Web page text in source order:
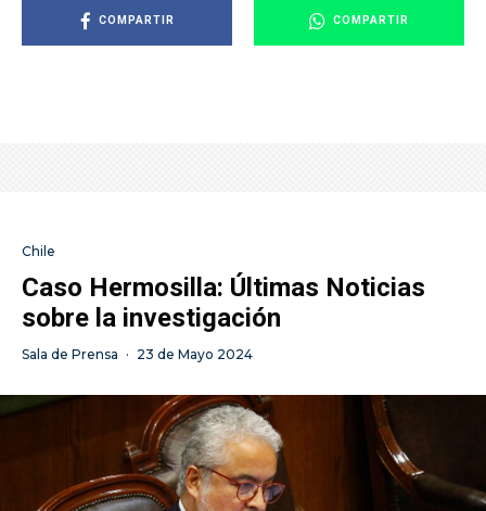
COMPARTIR COMPARTIR
Chile
Caso Hermosilla: Últimas Noticias
sobre la investigación
Sala de Prensa · 23 de Mayo 2024